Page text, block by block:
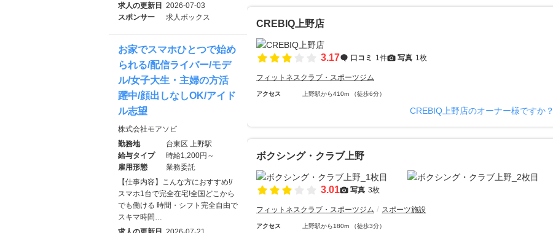
CREBIQ上野店
3.17 口コミ 1件 写真 1枚
フィットネスクラブ・スポーツジム
アクセス 上野駅から410m （徒歩6分）
CREBIQ上野店のオーナー様ですか？
ボクシング・クラブ上野
3.01 写真 3枚
フィットネスクラブ・スポーツジム スポーツ施設
アクセス 上野駅から180m （徒歩3分）
求人の更新日 2026-07-03
スポンサー
求人ボックス
お家でスマホひとつで始め
られる/配信ライバー/モデ
ル/女子大生・主婦の方活
躍中/顔出しなしOK/アイド
ル志望
株式会社モアソビ
勤務地
台東区 上野駅
給与タイプ
時給1,200円～
雇用形態
業務委託
【仕事内容】こんな方におすすめ!/
スマホ1台で完全在宅!全国どこから
でも働ける 時間・シフト完全自由で
スキマ時間…